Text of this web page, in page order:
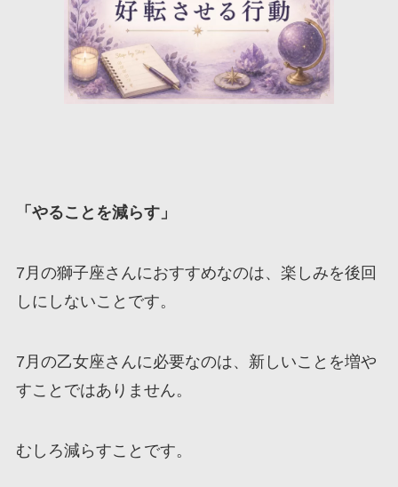
「 やることを減らす」
7月の獅子座さんにおすすめなのは、楽しみを後回
しにしないことです。
7月の乙女座さんに必要なのは、新しいことを増や
すことではありません。
むしろ減らすことです。